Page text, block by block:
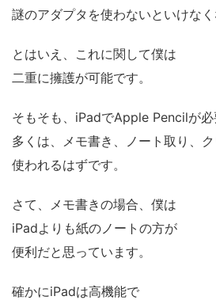
謎のアダプタを使わないといけなく
とはいえ、これに関して僕は
二重に擁護が可能です。
そもそも、iPadでApple Pencilが必
多くは、メモ書き、ノート取り、
使われるはずです。
さて、メモ書きの場合、僕は
iPadよりも紙のノートの方が
便利だと思っています。
確かにiPadは高機能で